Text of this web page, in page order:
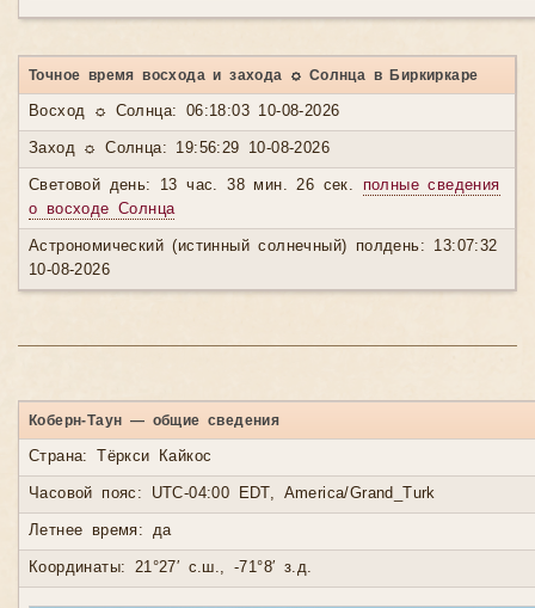
Точное время восхода и захода ☼ Солнца в Биркиркаре
Восход ☼ Солнца: 06:18:03 10-08-2026
Заход ☼ Солнца: 19:56:29 10-08-2026
Световой день: 13 час. 38 мин. 26 сек. полные сведения
о восходе Солнца
Астрономический (истинный солнечный) полдень: 13:07:32
10-08-2026
Коберн-Таун — общие сведения
Страна: Тёркси Кайкос
Часовой пояс: UTC-04:00 EDT, America/Grand_Turk
Летнее время: да
Координаты: 21°27′ с.ш., -71°8′ з.д.